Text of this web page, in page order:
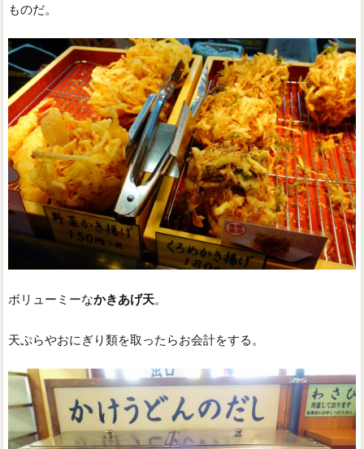
ものだ。
ボリューミーなかきあげ天。
天ぷらやおにぎり類を取ったらお会計をする。